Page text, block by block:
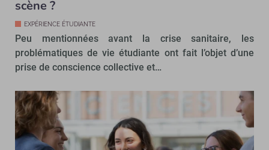
scène ?
EXPÉRIENCE ÉTUDIANTE
Peu mentionnées avant la crise sanitaire, les
problématiques de vie étudiante ont fait l’objet d’une
prise de conscience collective et…